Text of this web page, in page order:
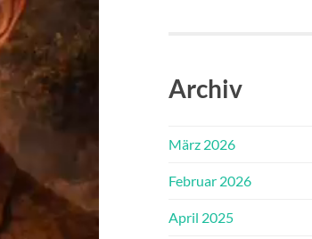
Archiv
März 2026
Februar 2026
April 2025